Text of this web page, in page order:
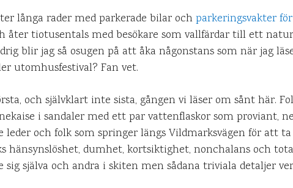
långa rader med parkerade bilar ochparkeringsvakter
åter tiotusentals med besökare som vallfärdar till ett
blir jag så osugen på att åka någonstans som när jag
utomhusfestival? Fan vet.
och självklart inte sista, gången vi läser om sånt här.
i sandaler med ett par vattenflaskor som proviant,
leder och folk som springer längs Vildmarksvägen för att
hänsynslöshet, dumhet, kortsiktighet, nonchalans och
sig själva och andra i skiten men sådana triviala detaljer